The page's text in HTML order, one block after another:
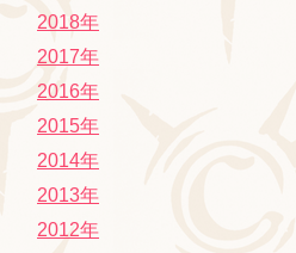
2018年
2017年
2016年
2015年
2014年
2013年
2012年